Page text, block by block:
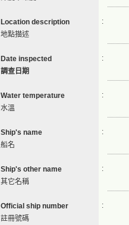
Location description
地點描述
:
Date inspected
調查日期
:
Water temperature
水溫
:
Ship's name
船名
:
Ship's other name
其它名稱
:
Official ship number
註冊號碼
: